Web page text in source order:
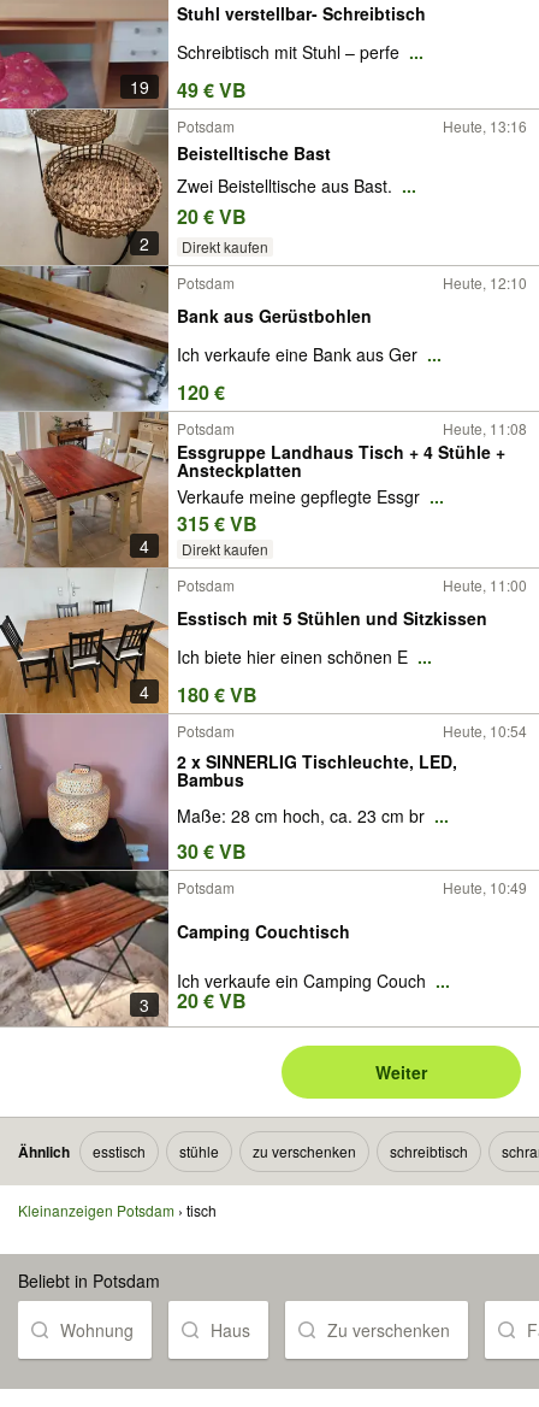
19
Stuhl verstellbar- Schreibtisch
Schreibtisch mit Stuhl – perfe ...
49 € VB
2
Potsdam Heute, 13:16
Beistelltische Bast
Zwei Beistelltische aus Bast. ...
20 € VB
Direkt kaufen
Potsdam
Heute, 12:10
Bank aus Gerüstbohlen
Ich verkaufe eine Bank aus Ger ...
120 €
4
Potsdam Heute, 11:08
Essgruppe Landhaus Tisch + 4 Stühle +
Ansteckplatten
Verkaufe meine gepflegte Essgr ...
315 € VB
Direkt kaufen
4
Potsdam Heute, 11:00
Esstisch mit 5 Stühlen und Sitzkissen
Ich biete hier einen schönen E ...
180 € VB
Potsdam Heute, 10:54
2 x SINNERLIG Tischleuchte, LED,
Bambus
Maße: 28 cm hoch, ca. 23 cm br ...
30 € VB
3
Potsdam Heute, 10:49
Camping Couchtisch
Ich verkaufe ein Camping Couch ...
20 € VB
Weiter
Ähnlich esstisch stühle zu verschenken schreibtisch
Kleinanzeigen Potsdam tisch
Beliebt in Potsdam
Wohnung Haus Zu verschenken